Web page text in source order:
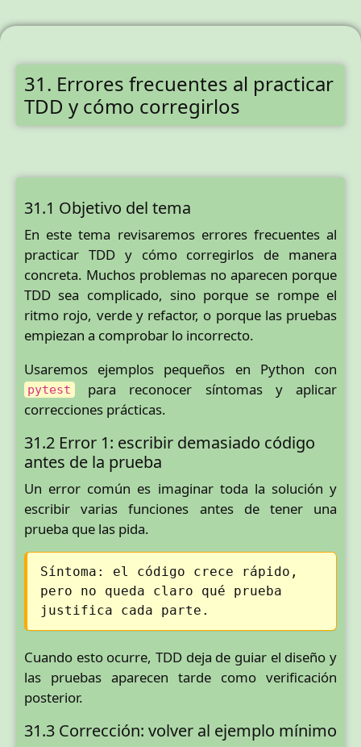
31. Errores frecuentes al practicar
TDD y cómo corregirlos
31.1 Objetivo del tema
En este tema revisaremos errores frecuentes al
practicar TDD y cómo corregirlos de manera
concreta. Muchos problemas no aparecen porque
TDD sea complicado, sino porque se rompe el
ritmo rojo, verde y refactor, o porque las pruebas
empiezan a comprobar lo incorrecto.
Usaremos ejemplos pequeños en Python con
pytest para reconocer síntomas y aplicar
correcciones prácticas.
31.2 Error 1: escribir demasiado código
antes de la prueba
Un error común es imaginar toda la solución y
escribir varias funciones antes de tener una
prueba que las pida.
Síntoma: el código crece rápido,
pero no queda claro qué prueba
justifica cada parte.
Cuando esto ocurre, TDD deja de guiar el diseño y
las pruebas aparecen tarde como verificación
posterior.
31.3 Corrección: volver al ejemplo mínimo